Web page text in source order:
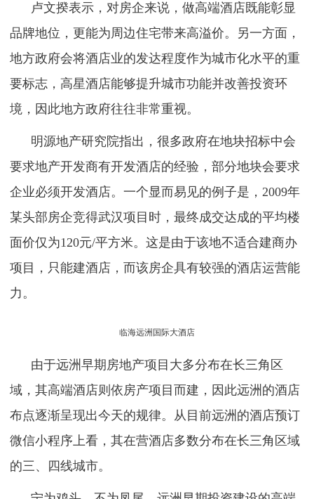
卢文揆表示，对房企来说，做高端酒店既能彰显
品牌地位，更能为周边住宅带来高溢价。另一方面，
地方政府会将酒店业的发达程度作为城市化水平的重
要标志，高星酒店能够提升城市功能并改善投资环
境，因此地方政府往往非常重视。
明源地产研究院指出，很多政府在地块招标中会
要求地产开发商有开发酒店的经验，部分地块会要求
企业必须开发酒店。一个显而易见的例子是，2009年
某头部房企竞得武汉项目时，最终成交达成的平均楼
面价仅为120元/平方米。这是由于该地不适合建商办
项目，只能建酒店，而该房企具有较强的酒店运营能
力。
临海远洲国际大酒店
由于远洲早期房地产项目大多分布在长三角区
域，其高端酒店则依房产项目而建，因此远洲的酒店
布点逐渐呈现出今天的规律。从目前远洲的酒店预订
微信小程序上看，其在营酒店多数分布在长三角区域
的三、四线城市。